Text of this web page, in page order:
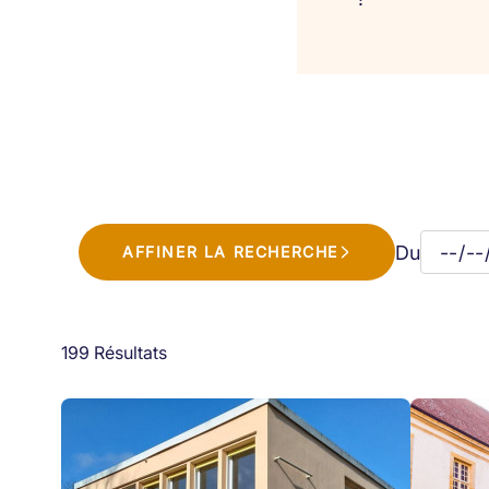
AFFINER LA RECHERCHE Du
199 Résultats